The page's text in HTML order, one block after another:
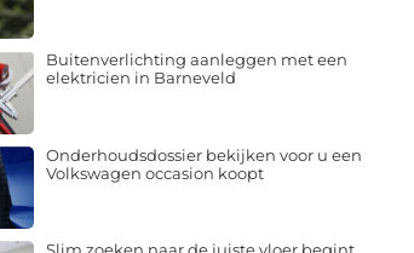
Buitenverlichting aanleggen met een
elektricien in Barneveld
Onderhoudsdossier bekijken voor u een
Volkswagen occasion koopt